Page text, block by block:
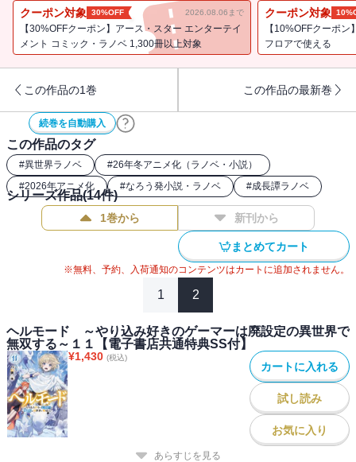
に至る門『審判の門』を通る権利を手にしたアレンたち。
扉を開けるとそこには一面の雲海。大地の代わりに雲が地面をなし
た天空の世界が広がっていた。
証を開始し──。
神界で最初にたどり着いた町では竜人たちが生活しており、その族
長から『強力な霊獣を倒し、霊晶石を手に入れてほしい』と頼まれ
る。それを聞いたアレンは「これはクエストだ」と意気込む。
霊獣狩りで遭遇したある霊獣はどうやら帝国と深い因縁があり、し
かもある条件を満たせば召喚獣になる可能性があると知ったアレン
は、帝国の皇帝相手に一計を案じ──。
神界人が治める国「シャンダール天空国」で王と謁見したアレン達
は、ついに神々と会う機会を得るが、その方法は『くじ引き』
神様相手に交渉開始！！
クーポン対象 30%OFF 2026.08.06まで
【30%OFFクーポン】アース・スター エンターテイ
メント コミック・ラノベ 1,300冊以上対象
クーポン対象
【10%OFFクーポ
フロアで使える
この作品の1巻 この作品の最新巻
続巻を自動購入
この作品のタグ
#異世界ラノベ #26年冬アニメ化（ラノベ・小説）
#2026年アニメ化 #なろう発小説・ラノベ #成長譚ラノベ
シリーズ作品(14件)
1巻から 新刊から
まとめてカート
※無料、予約、入荷通知のコンテンツはカートに追加されません。
1 2
ヘルモード ～やり込み好きのゲーマーは廃設定の異世界で
無双する～１１【電子書店共通特典SS付】
¥1,430 (税込)
カートに入れる
試し読み
お気に入り
あらすじを見る